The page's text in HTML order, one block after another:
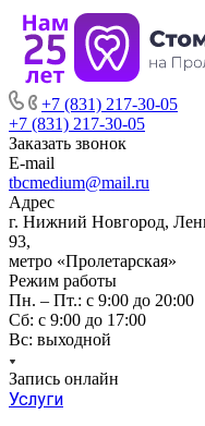
+7 (831) 217-30-05
+7 (831) 217-30-05
Заказать звонок
E-mail
tbcmedium@mail.ru
Адрес
г. Нижний Новгород,
93,
метро «Пролетарская»
Режим работы
Пн. – Пт.: с 9:00 до 20:00
Cб: с 9:00 до 17:00
Вс: выходной
Запись онлайн
Услуги